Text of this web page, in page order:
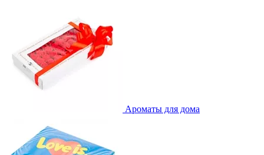
Ароматы для дома